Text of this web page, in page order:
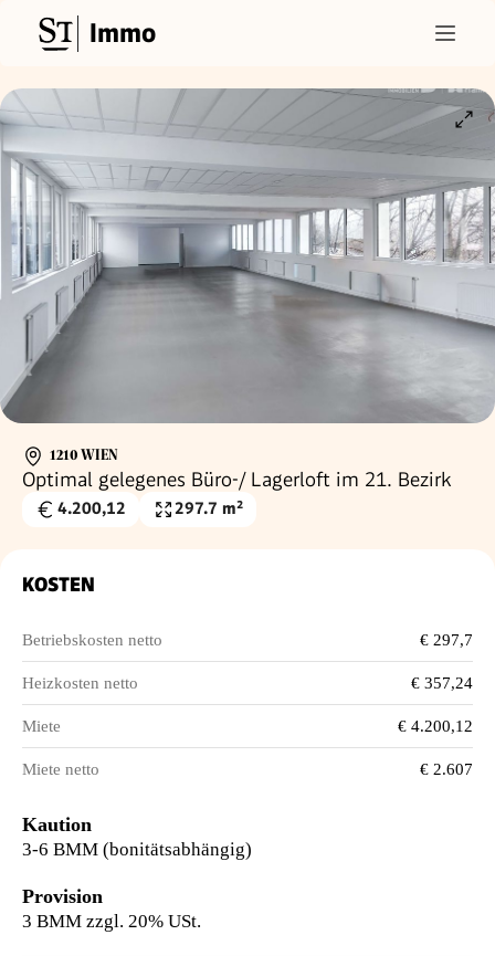
Immo
1210 WIEN
Optimal gelegenes Büro-/ Lagerloft im 21. Bezirk
Gesamtmiete
4.200,12
Nutzfläche
297.7 m²
KOSTEN
Betriebskosten netto € 297,7
Heizkosten netto € 357,24
Miete € 4.200,12
Miete netto € 2.607
Kaution
3-6 BMM (bonitätsabhängig)
Provision
3 BMM zzgl. 20% USt.